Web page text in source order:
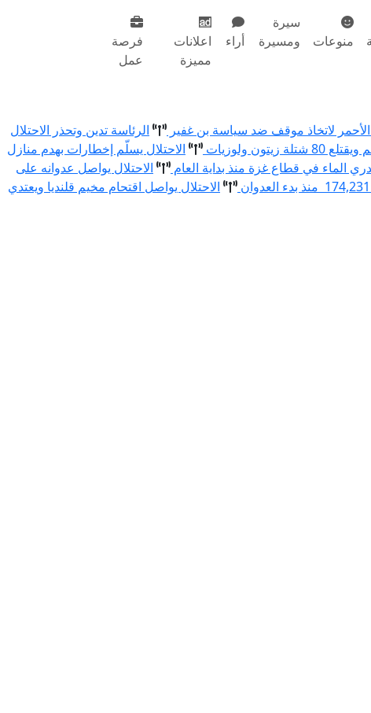
منوعات
سيرة
ومسيرة
أراء
اعلانات
مميزة
فرصة
عمل
لاتخاذ موقف ضد سياسة بن غفير
الرئاسة تدين وتحذر الاحتلال
الاحتلال يسلّم إخطارات بهدم منازل
الاحتلال يواصل عدوانه على
الاحتلال يواصل اقتحام مخيم قلنديا ويعتدي